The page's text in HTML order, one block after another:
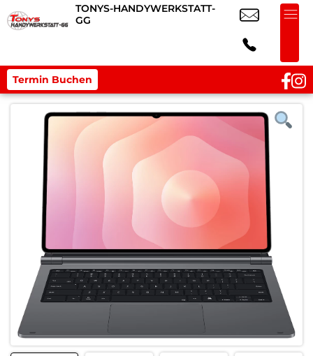
TONYS-HANDYWERKSTATT-
GG
Termin Buchen